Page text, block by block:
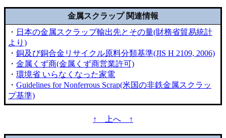
金属スクラップ 関連情報
・ 日本の金属スクラップ輸出先とその量(財務省貿易統計
より)
・ 銅及び銅合金リサイクル原料分類基準(JIS H 2109, 2006)
・ 金属くず商(金属くず商営業許可)
・ 環境省 いらなくなった家電
・ Guidelines for Nonferrous Scrap(米国の非鉄金属スクラッ
プ基準)
↑ 上へ ↑